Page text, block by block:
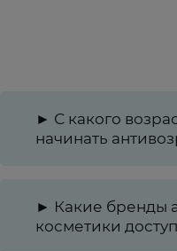
► С какого
начинать
► Какие бренды
косметики